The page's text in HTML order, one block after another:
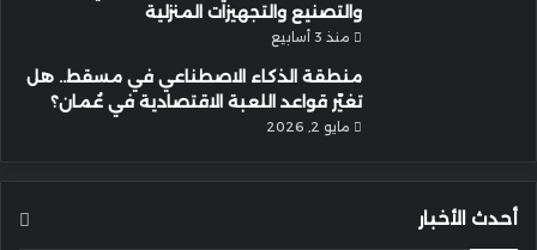
والتصنيع والتجهيزات المنزلية
منذ 3 أسابيع
منطقة الذكاء الاصطناعي في مسقط.. هل
تغيّر قواعد اللعبة الاقتصادية في عُمان؟
مايو 2, 2026
أحدث الأخبار